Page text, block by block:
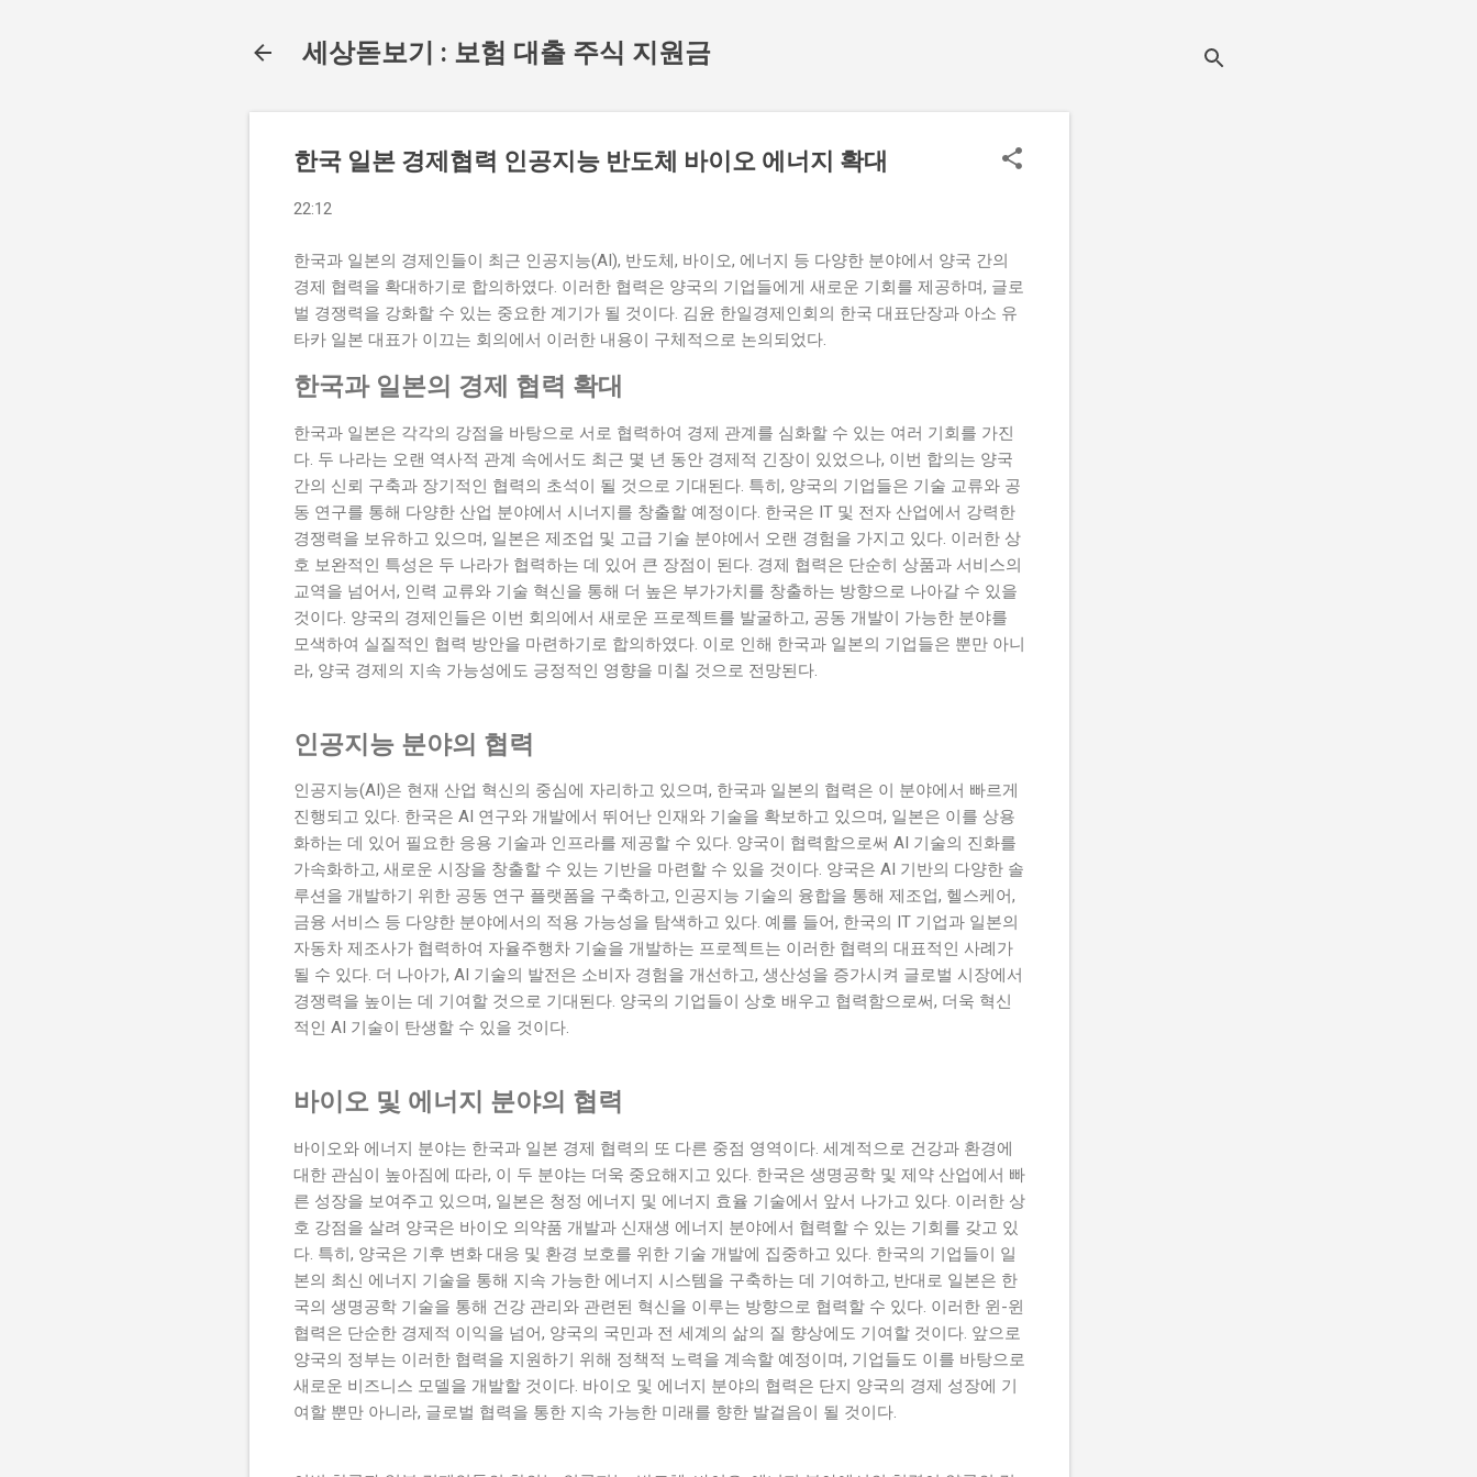
세상돋보기 : 보험 대출 주식 지원금
한국 일본 경제협력 인공지능 반도체 바이오 에너지 확대
22:12
한국과 일본의 경제인들이 최근 인공지능(AI), 반도체, 바이오, 에너지 등 다양한 분야에서 양국 간의
경제 협력을 확대하기로 합의하였다. 이러한 협력은 양국의 기업들에게 새로운 기회를 제공하며, 글로
벌 경쟁력을 강화할 수 있는 중요한 계기가 될 것이다. 김윤 한일경제인회의 한국 대표단장과 아소 유
타카 일본 대표가 이끄는 회의에서 이러한 내용이 구체적으로 논의되었다.
한국과 일본의 경제 협력 확대
한국과 일본은 각각의 강점을 바탕으로 서로 협력하여 경제 관계를 심화할 수 있는 여러 기회를 가진
다. 두 나라는 오랜 역사적 관계 속에서도 최근 몇 년 동안 경제적 긴장이 있었으나, 이번 합의는 양국
간의 신뢰 구축과 장기적인 협력의 초석이 될 것으로 기대된다. 특히, 양국의 기업들은 기술 교류와 공
동 연구를 통해 다양한 산업 분야에서 시너지를 창출할 예정이다. 한국은 IT 및 전자 산업에서 강력한
경쟁력을 보유하고 있으며, 일본은 제조업 및 고급 기술 분야에서 오랜 경험을 가지고 있다. 이러한 상
호 보완적인 특성은 두 나라가 협력하는 데 있어 큰 장점이 된다. 경제 협력은 단순히 상품과 서비스의
교역을 넘어서, 인력 교류와 기술 혁신을 통해 더 높은 부가가치를 창출하는 방향으로 나아갈 수 있을
것이다. 양국의 경제인들은 이번 회의에서 새로운 프로젝트를 발굴하고, 공동 개발이 가능한 분야를
모색하여 실질적인 협력 방안을 마련하기로 합의하였다. 이로 인해 한국과 일본의 기업들은 뿐만 아니
라, 양국 경제의 지속 가능성에도 긍정적인 영향을 미칠 것으로 전망된다.
인공지능 분야의 협력
인공지능(AI)은 현재 산업 혁신의 중심에 자리하고 있으며, 한국과 일본의 협력은 이 분야에서 빠르게
진행되고 있다. 한국은 AI 연구와 개발에서 뛰어난 인재와 기술을 확보하고 있으며, 일본은 이를 상용
화하는 데 있어 필요한 응용 기술과 인프라를 제공할 수 있다. 양국이 협력함으로써 AI 기술의 진화를
가속화하고, 새로운 시장을 창출할 수 있는 기반을 마련할 수 있을 것이다. 양국은 AI 기반의 다양한 솔
루션을 개발하기 위한 공동 연구 플랫폼을 구축하고, 인공지능 기술의 융합을 통해 제조업, 헬스케어,
금융 서비스 등 다양한 분야에서의 적용 가능성을 탐색하고 있다. 예를 들어, 한국의 IT 기업과 일본의
자동차 제조사가 협력하여 자율주행차 기술을 개발하는 프로젝트는 이러한 협력의 대표적인 사례가
될 수 있다. 더 나아가, AI 기술의 발전은 소비자 경험을 개선하고, 생산성을 증가시켜 글로벌 시장에서
경쟁력을 높이는 데 기여할 것으로 기대된다. 양국의 기업들이 상호 배우고 협력함으로써, 더욱 혁신
적인 AI 기술이 탄생할 수 있을 것이다.
바이오 및 에너지 분야의 협력
바이오와 에너지 분야는 한국과 일본 경제 협력의 또 다른 중점 영역이다. 세계적으로 건강과 환경에
대한 관심이 높아짐에 따라, 이 두 분야는 더욱 중요해지고 있다. 한국은 생명공학 및 제약 산업에서 빠
른 성장을 보여주고 있으며, 일본은 청정 에너지 및 에너지 효율 기술에서 앞서 나가고 있다. 이러한 상
호 강점을 살려 양국은 바이오 의약품 개발과 신재생 에너지 분야에서 협력할 수 있는 기회를 갖고 있
다. 특히, 양국은 기후 변화 대응 및 환경 보호를 위한 기술 개발에 집중하고 있다. 한국의 기업들이 일
본의 최신 에너지 기술을 통해 지속 가능한 에너지 시스템을 구축하는 데 기여하고, 반대로 일본은 한
국의 생명공학 기술을 통해 건강 관리와 관련된 혁신을 이루는 방향으로 협력할 수 있다. 이러한 윈-윈
협력은 단순한 경제적 이익을 넘어, 양국의 국민과 전 세계의 삶의 질 향상에도 기여할 것이다. 앞으로
양국의 정부는 이러한 협력을 지원하기 위해 정책적 노력을 계속할 예정이며, 기업들도 이를 바탕으로
새로운 비즈니스 모델을 개발할 것이다. 바이오 및 에너지 분야의 협력은 단지 양국의 경제 성장에 기
여할 뿐만 아니라, 글로벌 협력을 통한 지속 가능한 미래를 향한 발걸음이 될 것이다.